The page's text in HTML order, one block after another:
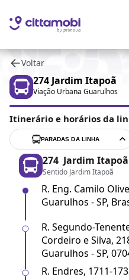
Voltar
274 Jardim Itapoã
Viação Urbana Guarulhos
Itinerário e horários da
PARADAS DA LINHA
274 Jardim Itapoã
Sentido Jardim Itapoã
R. Eng. Camilo
Guarulhos - SP,
R. Segundo-
Cordeiro e Silva,
Guarulhos - SP,
R. Endres, 1711-